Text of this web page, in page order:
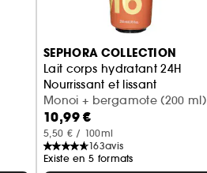
SEPHORA COLLECTION
Lait corps hydratant 24H
Nourrissant et lissant
Monoi + bergamote (200 ml)
10,99 €
5,50 € / 100ml
163avis
Existe en 5 formats